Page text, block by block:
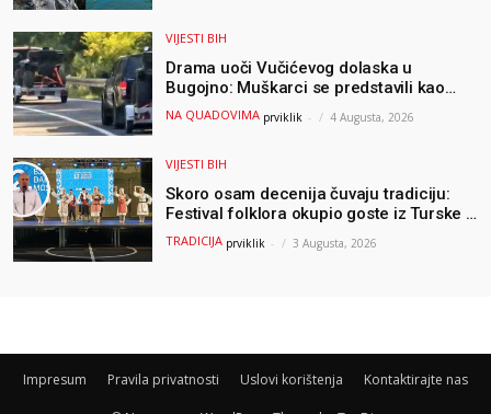
VIJESTI BIH
Drama uoči Vučićevog dolaska u
Bugojno: Muškarci se predstavili kao
osiguranje pa pobjegli u šumu
NA QUADOVIMA prviklik - 4 Augusta, 2026
VIJESTI BIH
Skoro osam decenija čuvaju tradiciju:
Festival folklora okupio goste iz Turske i
Albanije
TRADICIJA prviklik - 3 Augusta, 2026
Impresum Pravila privatnosti Uslovi korištenja Kontaktirajte nas